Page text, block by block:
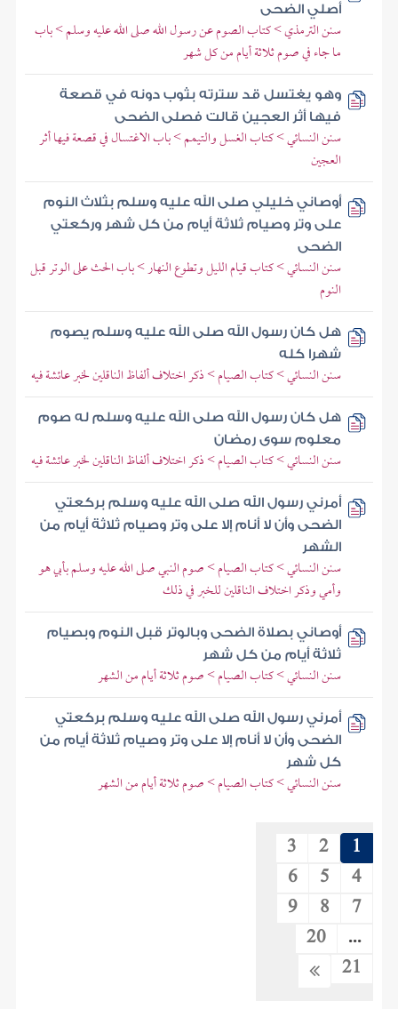
أصلي الضحى
سنن الترمذي > كتاب الصوم عن رسول الله صلى الله عليه وسلم > باب
ما جاء في صوم ثلاثة أيام من كل شهر
وهو يغتسل قد سترته بثوب دونه في قصعة
فيها أثر العجين قالت فصلى الضحى
سنن النسائي > كتاب الغسل والتيمم > باب الاغتسال في قصعة فيها أثر
العجين
أوصاني خليلي صلى الله عليه وسلم بثلاث النوم
على وتر وصيام ثلاثة أيام من كل شهر وركعتي
الضحى
سنن النسائي > كتاب قيام الليل وتطوع النهار > باب الحث على الوتر قبل
النوم
هل كان رسول الله صلى الله عليه وسلم يصوم
شهرا كله
سنن النسائي > كتاب الصيام > ذكر اختلاف ألفاظ الناقلين لخبر عائشة فيه
هل كان رسول الله صلى الله عليه وسلم له صوم
معلوم سوى رمضان
سنن النسائي > كتاب الصيام > ذكر اختلاف ألفاظ الناقلين لخبر عائشة فيه
أمرني رسول الله صلى الله عليه وسلم بركعتي
الضحى وأن لا أنام إلا على وتر وصيام ثلاثة أيام من
الشهر
سنن النسائي > كتاب الصيام > صوم النبي صلى الله عليه وسلم بأبي هو
وأمي وذكر اختلاف الناقلين للخبر في ذلك
أوصاني بصلاة الضحى وبالوتر قبل النوم وبصيام
ثلاثة أيام من كل شهر
سنن النسائي > كتاب الصيام > صوم ثلاثة أيام من الشهر
أمرني رسول الله صلى الله عليه وسلم بركعتي
الضحى وأن لا أنام إلا على وتر وصيام ثلاثة أيام من
كل شهر
سنن النسائي > كتاب الصيام > صوم ثلاثة أيام من الشهر
1
2
3
4
5
6
7
8
9
...
20
21